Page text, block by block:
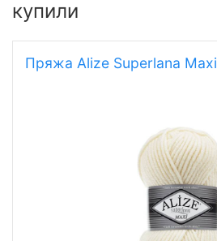
купили
Пряжа Alize Superlana Maxi